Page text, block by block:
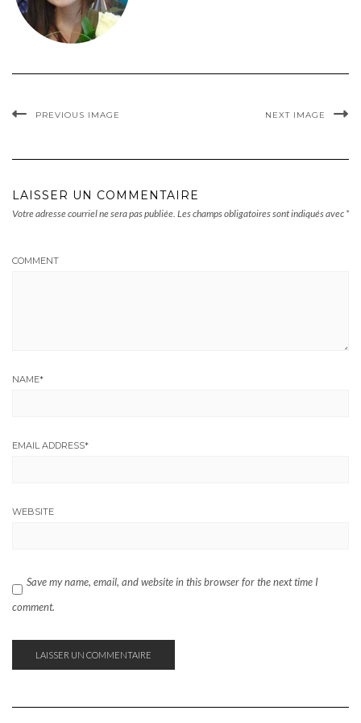
PREVIOUS IMAGE NEXT IMAGE
LAISSER UN COMMENTAIRE
Votre adresse courriel ne sera pas publiée. Les champs obligatoires sont indiqués avec *
COMMENT
NAME*
EMAIL ADDRESS*
WEBSITE
Save my name, email, and website in this browser for the next time I
comment.